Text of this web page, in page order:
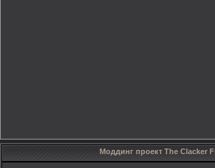
Моддинг проект The Clacker